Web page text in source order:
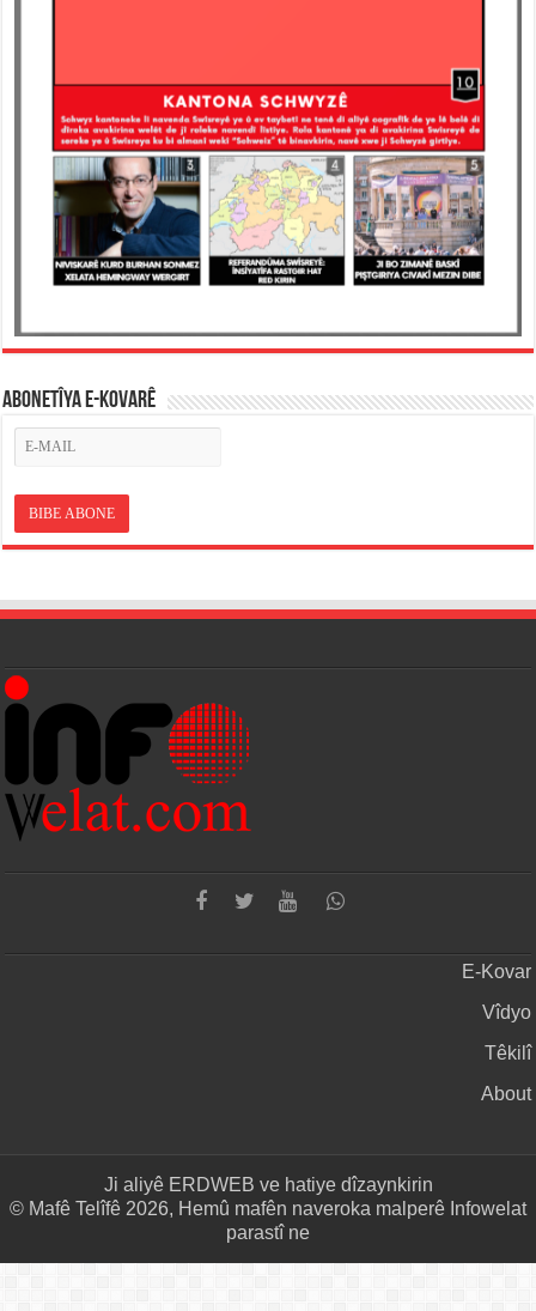
ABONETÎYA E-KOVARÊ
E-Kovar
Vîdyo
Têkilî
About
Ji aliyê ERDWEB ve hatiye dîzaynkirin
© Mafê Telîfê 2026, Hemû mafên naveroka malperê Infowelat
parastî ne